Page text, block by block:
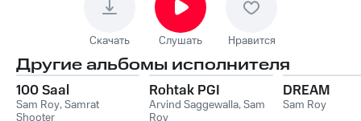
Скачать Слушать Нравится
Другие альбомы исполнителя
100 Saal
Sam Roy,Samrat
Shooter
Rohtak PGI
Arvind Saggewalla,Sam
Roy
DREAM
Sam Roy